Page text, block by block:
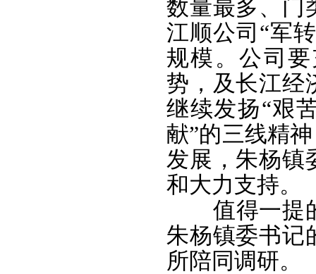
数量最多、门
江顺公司 “军
规模。公司
势，及长江经
继续发扬“艰
献”的三线精
发展，朱杨镇
和大力支持。
值得一提的
朱杨镇委书记
所陪同调研。